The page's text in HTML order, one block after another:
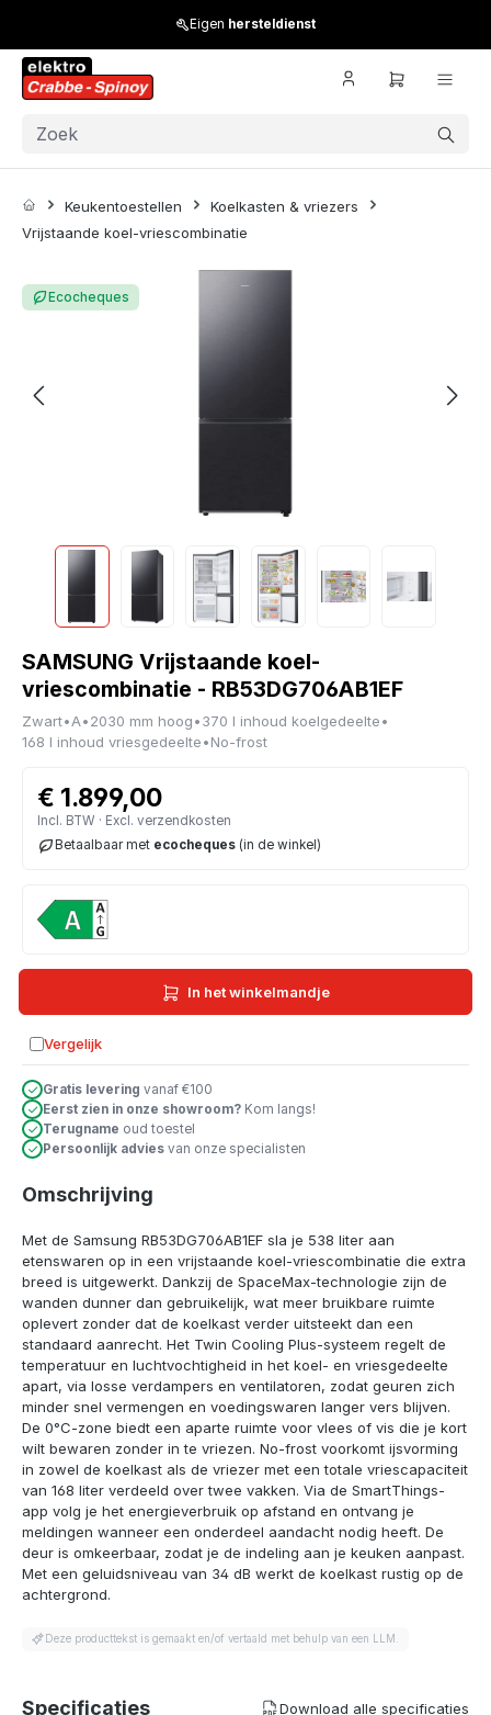
Eigen hersteldienst
Keukentoestellen
Koelkasten & vriezers
Vrijstaande koel-vriescombinatie
Ecocheques
SAMSUNG Vrijstaande koel-
vriescombinatie - RB53DG706AB1EF
Zwart•A•2030 mm hoog•370 l inhoud koelgedeelte•
168 l inhoud vriesgedeelte•No-frost
€ 1.899,00
Incl. BTW · Excl. verzendkosten
Betaalbaar met ecocheques (in de winkel)
In het winkelmandje
Vergelijk
Toevoegen aan vergelijking
Gratis levering vanaf €100
Eerst zien in onze showroom? Kom langs!
Terugname oud toestel
Persoonlijk advies van onze specialisten
Omschrijving
Met de Samsung RB53DG706AB1EF sla je 538 liter aan
etenswaren op in een vrijstaande koel-vriescombinatie die extra
breed is uitgewerkt. Dankzij de SpaceMax-technologie zijn de
wanden dunner dan gebruikelijk, wat meer bruikbare ruimte
oplevert zonder dat de koelkast verder uitsteekt dan een
standaard aanrecht. Het Twin Cooling Plus-systeem regelt de
temperatuur en luchtvochtigheid in het koel- en vriesgedeelte
apart, via losse verdampers en ventilatoren, zodat geuren zich
minder snel vermengen en voedingswaren langer vers blijven.
De 0°C-zone biedt een aparte ruimte voor vlees of vis die je kort
wilt bewaren zonder in te vriezen. No-frost voorkomt ijsvorming
in zowel de koelkast als de vriezer met een totale vriescapaciteit
van 168 liter verdeeld over twee vakken. Via de SmartThings-
app volg je het energieverbruik op afstand en ontvang je
meldingen wanneer een onderdeel aandacht nodig heeft. De
deur is omkeerbaar, zodat je de indeling aan je keuken aanpast.
Met een geluidsniveau van 34 dB werkt de koelkast rustig op de
achtergrond.
Deze producttekst is gemaakt en/of vertaald met behulp van een LLM.
Specificaties Download alle specificaties